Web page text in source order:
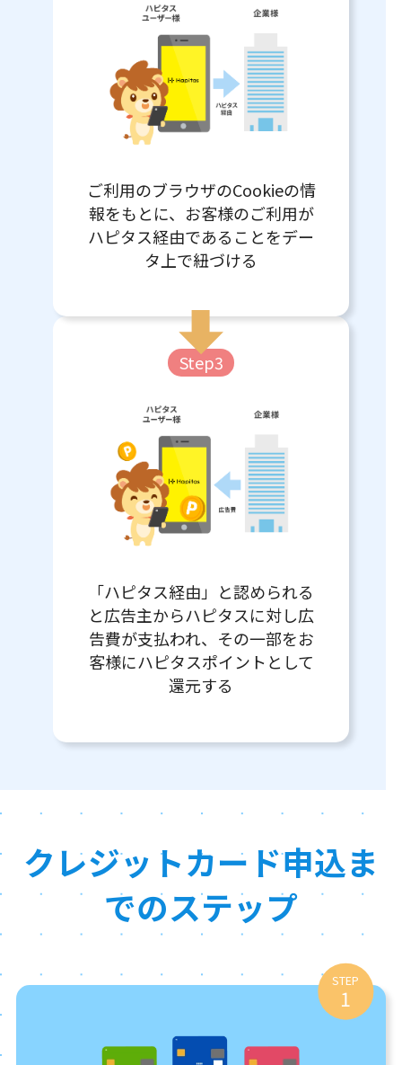
ご利用のブラウザのCookieの情
報をもとに、お客様のご利用が
ハピタス経由であることをデー
タ上で紐づける
Step3
「ハピタス経由」と認められる
と広告主からハピタスに対し広
告費が支払われ、その一部をお
客様にハピタスポイントとして
還元する
クレジットカード申込ま
でのステップ
STEP
1